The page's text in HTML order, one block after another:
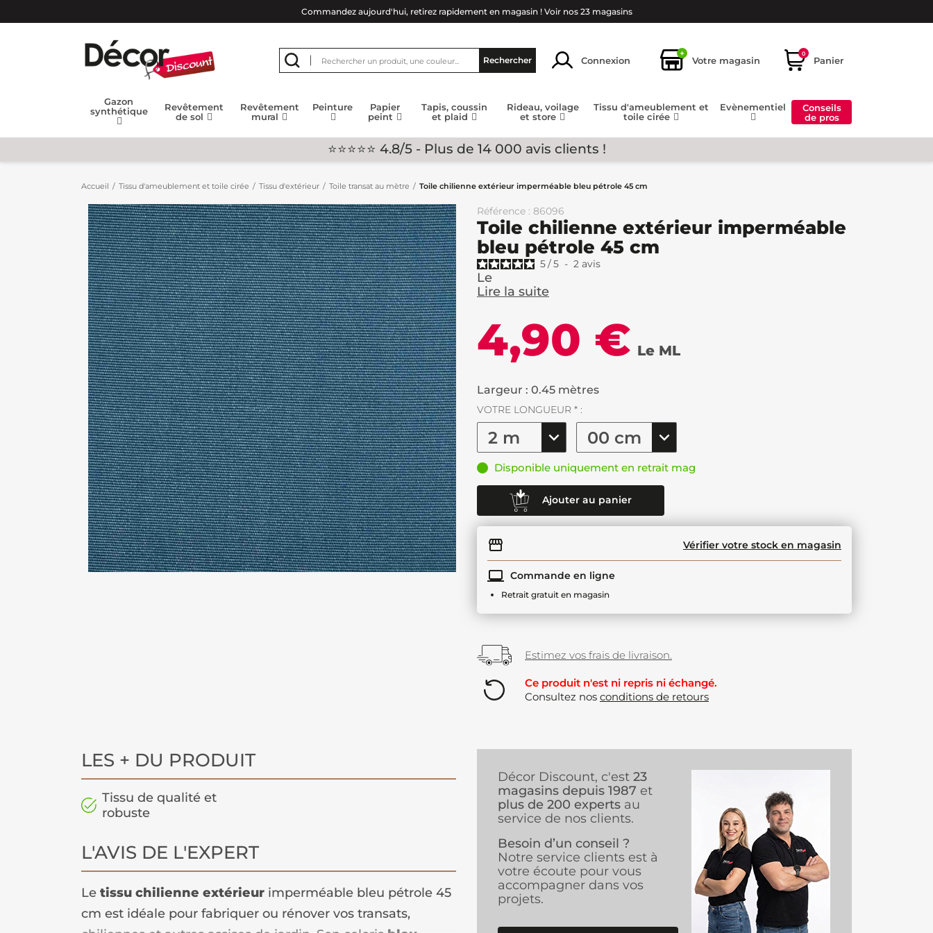
Commandez aujourd'hui, retirez rapidement en magasin ! Voir nos 23 magasins
Rechercher Connexion
+
Votre magasin
0
Panier
Gazon
synthétique
Revêtement
de sol
Revêtement
mural
Peinture
Papier
peint
Tapis, coussin
et plaid
Rideau, voilage
et store
Tissu d'ameublement et
toile cirée
Evènementiel
Conseils
de pros
⭐⭐⭐⭐⭐ 4.8/5 - Plus de 14 000 avis clients !
Accueil Tissu d'ameublement et toile cirée Tissu d'extérieur Toile transat au mètre Toile chilienne extérieur imperméable bleu pétrole 45 cm
Référence : 86096
Toile chilienne extérieur imperméable
bleu pétrole 45 cm
5/5 - 2 avis
Le
Lire la suite
4,90 € Le ML
Largeur : 0.45 mètres
VOTRE LONGUEUR * :
Disponible uniquement en retrait mag
Ajouter au panier
Vérifier votre stock en magasin
Commande en ligne
Retrait gratuit en magasin
Estimez vos frais de livraison.
Ce produit n'est ni repris ni échangé.
Consultez nos conditions de retours
LES + DU PRODUIT
Tissu de qualité et
robuste
L'AVIS DE L'EXPERT
Le tissu chilienne extérieur imperméable bleu pétrole 45
cm est idéale pour fabriquer ou rénover vos transats,
Décor Discount, c'est 23
magasins depuis 1987 et
plus de 200 experts au
service de nos clients.
Besoin d’un conseil ?
Notre service clients est à
votre écoute pour vous
accompagner dans vos
projets.